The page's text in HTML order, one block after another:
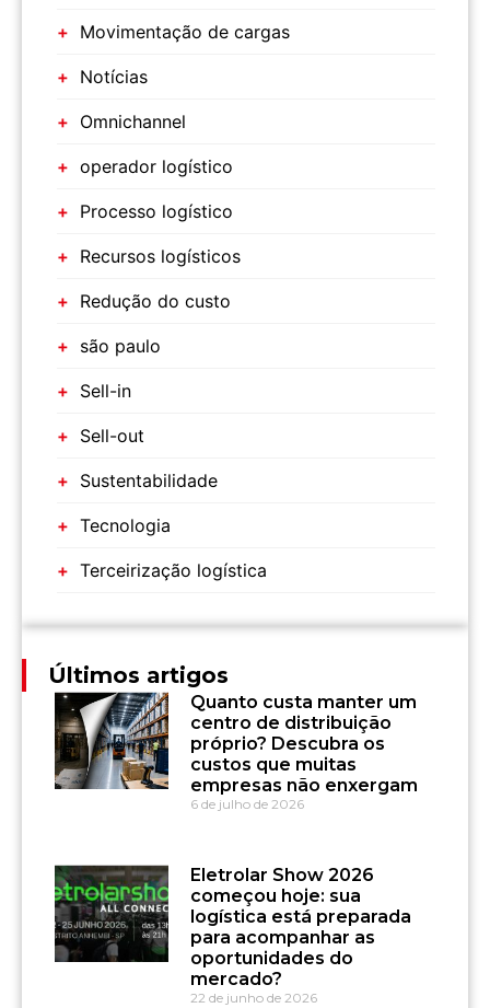
Movimentação de cargas
Notícias
Omnichannel
operador logístico
Processo logístico
Recursos logísticos
Redução do custo
são paulo
Sell-in
Sell-out
Sustentabilidade
Tecnologia
Terceirização logística
Últimos artigos
Quanto custa manter um
centro de distribuição
próprio? Descubra os
custos que muitas
empresas não enxergam
6 de julho de 2026
Eletrolar Show 2026
começou hoje: sua
logística está preparada
para acompanhar as
oportunidades do
mercado?
22 de junho de 2026